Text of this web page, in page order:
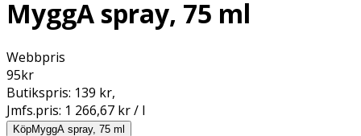
MyggA spray, 75 ml
Webbpris
95kr
Butikspris: 139 kr,
Jmfs.pris: 1 266,67 kr / l
KöpMyggA spray, 75 ml